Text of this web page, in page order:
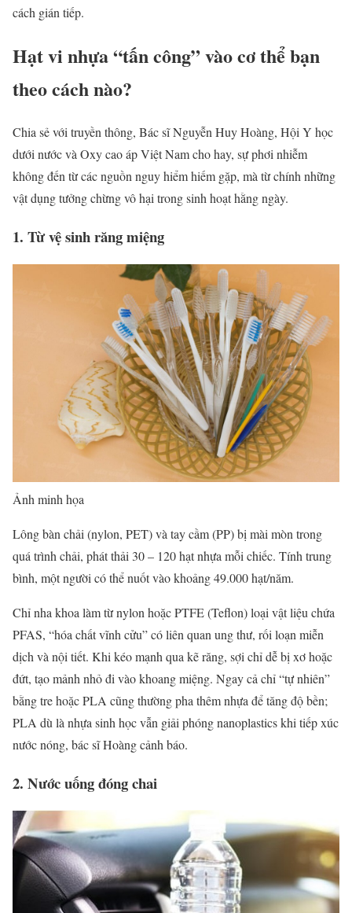
cách gián tiếp.
Hạt vi nhựa “tấn công” vào cơ thể bạn
theo cách nào?
Chia sẻ với truyền thông, Bác sĩ Nguyễn Huy Hoàng, Hội Y học
dưới nước và Oxy cao áp Việt Nam cho hay, sự phơi nhiễm
không đến từ các nguồn nguy hiểm hiếm gặp, mà từ chính những
vật dụng tưởng chừng vô hại trong sinh hoạt hằng ngày.
1. Từ vệ sinh răng miệng
Ảnh minh họa
Lông bàn chải (nylon, PET) và tay cầm (PP) bị mài mòn trong
quá trình chải, phát thải 30 – 120 hạt nhựa mỗi chiếc. Tính trung
bình, một người có thể nuốt vào khoảng 49.000 hạt/năm.
Chỉ nha khoa làm từ nylon hoặc PTFE (Teflon) loại vật liệu chứa
PFAS, “hóa chất vĩnh cửu” có liên quan ung thư, rối loạn miễn
dịch và nội tiết. Khi kéo mạnh qua kẽ răng, sợi chỉ dễ bị xơ hoặc
đứt, tạo mảnh nhỏ đi vào khoang miệng. Ngay cả chỉ “tự nhiên”
bằng tre hoặc PLA cũng thường pha thêm nhựa để tăng độ bền;
PLA dù là nhựa sinh học vẫn giải phóng nanoplastics khi tiếp xúc
nước nóng, bác sĩ Hoàng cảnh báo.
2. Nước uống đóng chai